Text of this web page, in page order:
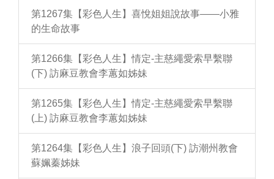
第1267集【彩色人生】喜悅姐姐說故事——小雅
的生命故事
第1266集【彩色人生】情定-主慈繩愛索早繫聯
(下) 訪麻豆教會李蕙如姊妹
第1265集【彩色人生】情定-主慈繩愛索早繫聯
(上) 訪麻豆教會李蕙如姊妹
第1264集【彩色人生】浪子回頭(下) 訪潮州教會
蘇姵蓁姊妹